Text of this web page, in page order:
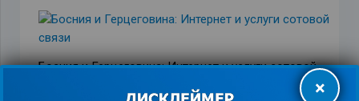
Босния и Герцеговина: Интернет и услуги сотовой
×